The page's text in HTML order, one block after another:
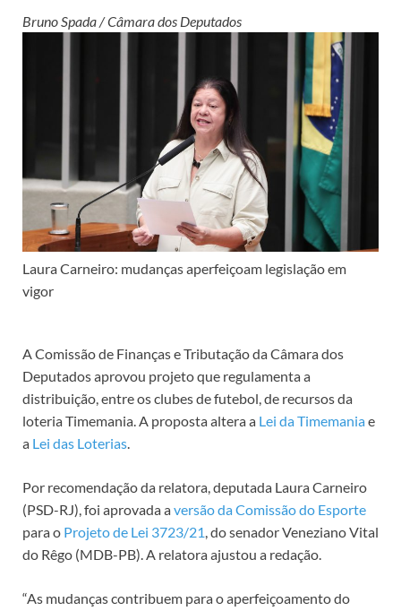
Bruno Spada / Câmara dos Deputados
Laura Carneiro: mudanças aperfeiçoam legislação em
vigor
A Comissão de Finanças e Tributação da Câmara dos
Deputados aprovou projeto que regulamenta a
distribuição, entre os clubes de futebol, de recursos da
loteria Timemania. A proposta altera a Lei da Timemaniae
a Lei das Loterias.
Por recomendação da relatora, deputada Laura Carneiro
(PSD-RJ), foi aprovada aversão da Comissão do Esporte
para o Projeto de Lei 3723/21, do senador Veneziano Vital
do Rêgo (MDB-PB). A relatora ajustou a redação.
“As mudanças contribuem para o aperfeiçoamento do